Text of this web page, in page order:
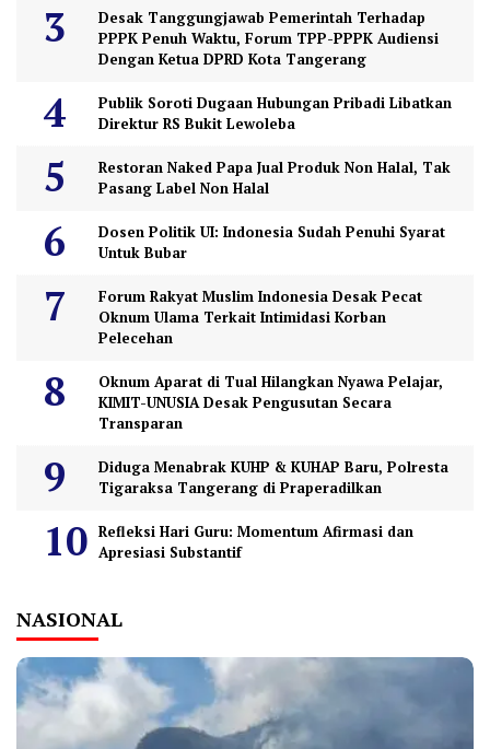
Desak Tanggungjawab Pemerintah Terhadap
PPPK Penuh Waktu, Forum TPP-PPPK Audiensi
Dengan Ketua DPRD Kota Tangerang
Publik Soroti Dugaan Hubungan Pribadi Libatkan
Direktur RS Bukit Lewoleba
Restoran Naked Papa Jual Produk Non Halal, Tak
Pasang Label Non Halal
Dosen Politik UI: Indonesia Sudah Penuhi Syarat
Untuk Bubar
Forum Rakyat Muslim Indonesia Desak Pecat
Oknum Ulama Terkait Intimidasi Korban
Pelecehan
Oknum Aparat di Tual Hilangkan Nyawa Pelajar,
KIMIT-UNUSIA Desak Pengusutan Secara
Transparan
Diduga Menabrak KUHP & KUHAP Baru, Polresta
Tigaraksa Tangerang di Praperadilkan
Refleksi Hari Guru: Momentum Afirmasi dan
Apresiasi Substantif
NASIONAL